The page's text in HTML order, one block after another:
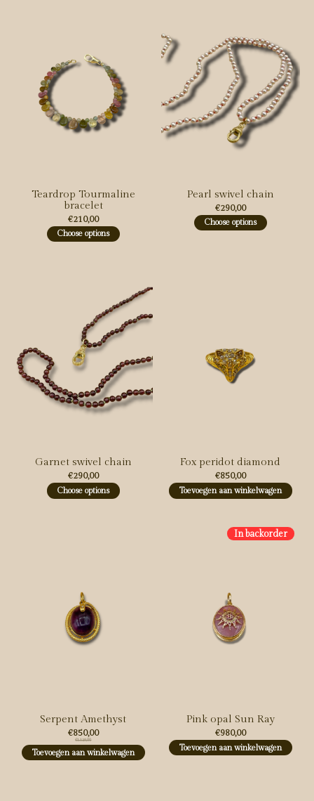
Teardrop Tourmaline
bracelet
€210,00
Choose options
Pearl swivel chain
€290,00
Choose options
Garnet swivel chain
€290,00
Choose options
Fox peridot diamond
€850,00
Toevoegen aan winkelwagen
Serpent Amethyst
€850,00
€1.125,00
Toevoegen aan winkelwagen
In backorder
Pink opal Sun Ray
€980,00
Toevoegen aan winkelwagen